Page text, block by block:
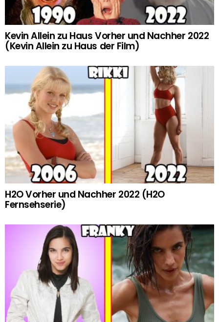
Kevin Allein zu Haus Vorher und Nachher 2022
(Kevin Allein zu Haus der Film)
H2O Vorher und Nachher 2022 (H2O
Fernsehserie)